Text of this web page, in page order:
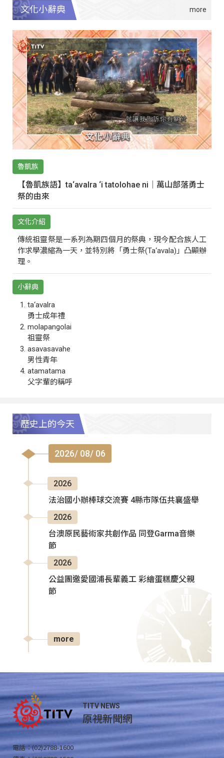
文化小辭典
魯凱族
【魯凱族語】ta‘avalra ‘i tatolohae ni｜萬山部落勇士
祭的由來
文化介紹
傳統祖靈祭是一系列為期四個月的祭典，現今配合族人工
作求學濃縮為一天，並特別將「勇士祭(Ta‘avala)」凸顯辦
理。
小辭典
ta‘avalra
勇士成年禮
molapangolai
祖靈祭
asavasavahe
男性青年
atamatama
父字輩的稱呼
歷史上的今天
2026/ 08/ 06
2026
法治國小辦棒球交流賽 4縣市隊伍共襄盛舉
2026
台澳原民藝術家共創作品 同登Garma音樂
節
2026
公益團邀愛國浦長輩義工 彩繪蛋糕慶父親
節
more
TITV NEWS
原視新聞網
電話：(02)2788-1600